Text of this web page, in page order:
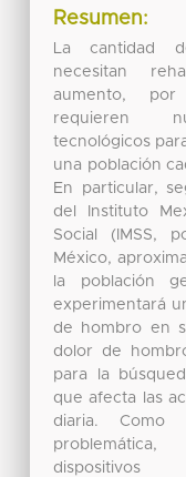
Resumen:
La cantidad
necesitan
aumento,
requieren
tecnológicos
una población
En particular,
del Instituto
Social (IMSS,
México,
la población
experimentará
de hombro en
dolor de
para la
que afecta las
diaria. Como